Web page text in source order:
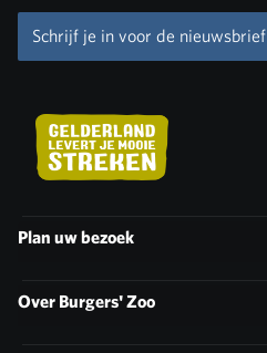
Schrijf je in voor de nieuwsbrief
Plan uw bezoek
Over Burgers' Zoo